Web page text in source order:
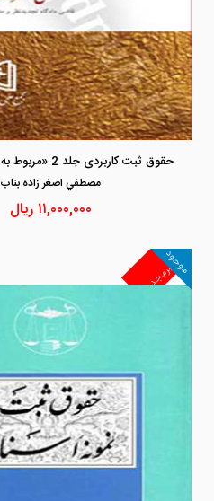
مصطفي اصغر زاده بناب
۱۱,۰۰۰,۰۰۰ ریال
غیرمجد
موجود